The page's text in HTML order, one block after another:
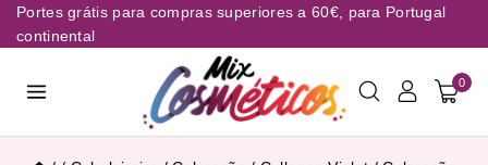
Portes grátis para compras superiores a 60€, para Portugal
continental
0